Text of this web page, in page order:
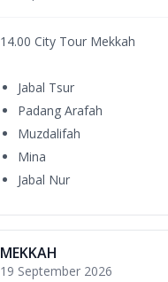
14.00 City Tour Mekkah
Jabal Tsur
Padang Arafah
Muzdalifah
Mina
Jabal Nur
MEKKAH
19 September 2026